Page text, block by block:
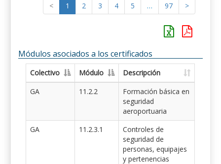
< 1 2 3 4 5 … 97 >
Módulos asociados a los certificados
Colectivo Módulo
Descripción
GA
11.2.2
Formación básica en
seguridad
aeroportuaria
GA
11.2.3.1
Controles de
seguridad de
personas, equipajes
y pertenencias